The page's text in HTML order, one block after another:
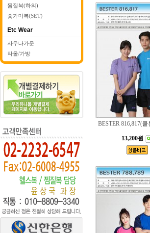
찜질복(하의)
숯가마복(SET)
Etc Wear
사우나가운
타올/가방
BESTER 816,817(
13,200원